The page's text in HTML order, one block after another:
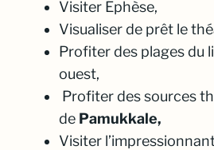
Visiter Éphèse,
Visualiser de prêt le
Profiter des plages du
ouest,
Profiter des sources
de Pamukkale,
Visiter